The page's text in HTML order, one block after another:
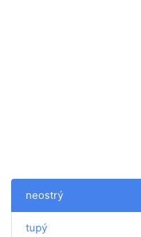
neostrý
tupý